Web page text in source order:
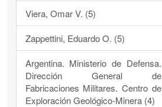
Viera, Omar V. (5)
Zappettini, Eduardo O. (5)
Argentina. Ministerio de Defensa.
Dirección General de
Fabricaciones Militares. Centro de
Exploración Geológico-Minera (4)